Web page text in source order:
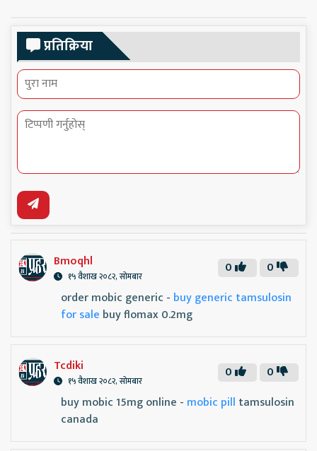
प्रतिक्रिया
Bmoqhl
१५ वैशाख २०८२, सोमबार 0
0
order mobic generic - buy generic tamsulosin
for sale buy flomax 0.2mg
Tcdiki
१५ वैशाख २०८२, सोमबार 0
0
buy mobic 15mg online - mobic pill tamsulosin
canada